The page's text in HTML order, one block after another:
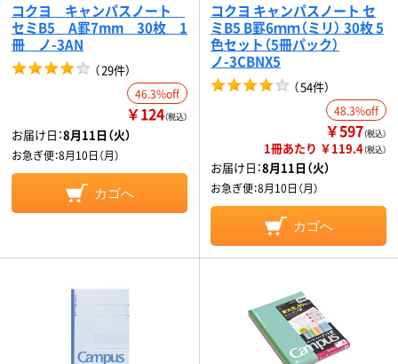
コクヨ キャンパスノート
セミB5 A罫7mm 30枚 1
冊 ノ-3AN
（29件）
46.3%off
￥124（税込）
お届け日：8月11日（火）
お急ぎ便：8月10日（月）
カゴへ
コクヨ キャンパスノート セ
ミB5 B罫6ｍｍ（ミリ） 30枚 5
色セット（5冊パック）
ノ-3CBNX5
（54件）
48.3%off
￥597（税込）
1冊あたり ￥119.4（税込）
お届け日：8月11日（火）
お急ぎ便：8月10日（月）
カゴへ